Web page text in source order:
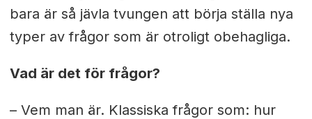
bara är så jävla tvungen att börja ställa nya
typer av frågor som är otroligt obehagliga.
Vad är det för frågor?
– Vem man är. Klassiska frågor som: hur